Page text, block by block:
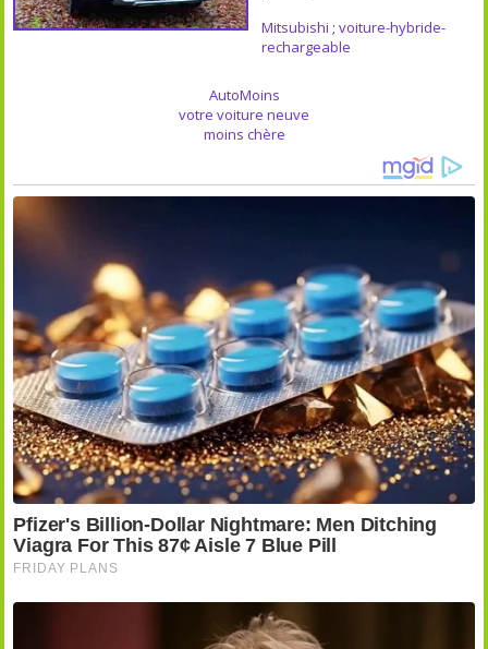
Mitsubishi ; voiture-hybride-
rechargeable
AutoMoins
votre voiture neuve
moins chère